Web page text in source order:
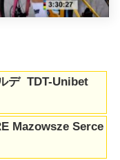
デ TDT-Unibet
Mazowsze Serce